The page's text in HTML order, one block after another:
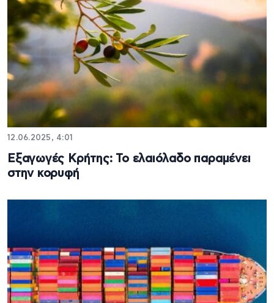
12.06.2025, 4:01
Εξαγωγές Κρήτης: Το ελαιόλαδο παραμένει
στην κορυφή